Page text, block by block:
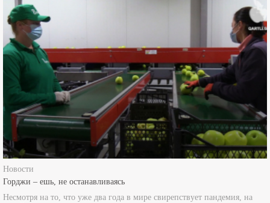
Новости
Горджи – ешь, не останавливаясь
Несмотря на то, что уже два года в мире свирепствует пандемия, на
горийском